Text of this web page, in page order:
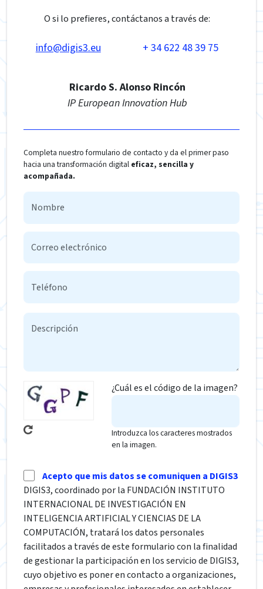
O si lo prefieres, contáctanos a través de:
info@digis3.eu + 34 622 48 39 75
Ricardo S. Alonso Rincón
IP European Innovation Hub
Completa nuestro formulario de contacto y da el primer paso
hacia una transformación digital eficaz, sencilla y
acompañada.
¿Cuál es el código de la imagen?
Introduzca los caracteres mostrados
en la imagen.
Acepto que mis datos se comuniquen a DIGIS3
DIGIS3, coordinado por la FUNDACIÓN INSTITUTO
INTERNACIONAL DE INVESTIGACIÓN EN
INTELIGENCIA ARTIFICIAL Y CIENCIAS DE LA
COMPUTACIÓN, tratará los datos personales
facilitados a través de este formulario con la finalidad
de gestionar la participación en los servicio de DIGIS3,
cuyo objetivo es poner en contacto a organizaciones,